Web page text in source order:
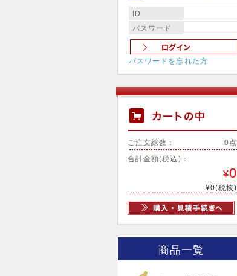
ID
パスワード
パスワードを忘れた方
ご注文総数： 0点
合計金額(税込)：
¥0
¥0(税抜)
商品一覧